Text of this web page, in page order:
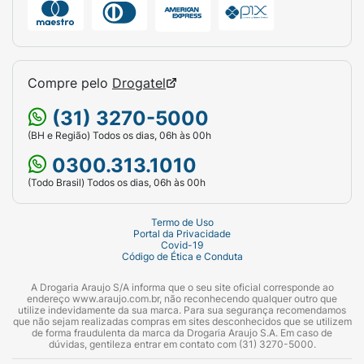
Compre pelo Drogatel
(31) 3270-5000
(BH e Região) Todos os dias, 06h às 00h
0300.313.1010
(Todo Brasil) Todos os dias, 06h às 00h
Termo de Uso
Portal da Privacidade
Covid-19
Código de Ética e Conduta
A Drogaria Araujo S/A informa que o seu site oficial corresponde ao
endereço www.araujo.com.br, não reconhecendo qualquer outro que
utilize indevidamente da sua marca. Para sua segurança recomendamos
que não sejam realizadas compras em sites desconhecidos que se utilizem
de forma fraudulenta da marca da Drogaria Araujo S.A. Em caso de
dúvidas, gentileza entrar em contato com (31) 3270-5000.